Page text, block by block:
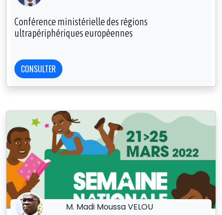
Conférence ministérielle des régions
ultrapériphériques européennes
CONSULTER
M. Madi Moussa VELOU